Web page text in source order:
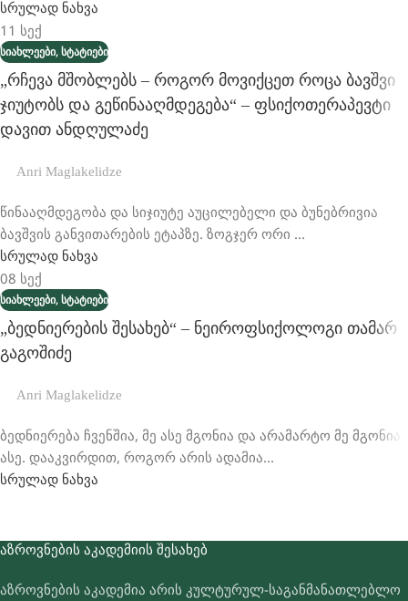
სრულად ნახვა
11 სექ
ᲡᲘᲐᲮᲚᲔᲔᲑᲘ, ᲡᲢᲐᲢᲘᲔᲑᲘ
„რჩევა Მშობლებს – Როგორ Მოვიქცეთ Როცა Ბავშვი
Ჯიუტობს Და Გეწინააღმდეგება“ – Ფსიქოთერაპევტი
Დავით Ანდღულაძე
Anri Maglakelidze
წინააღმდეგობა და სიჯიუტე აუცილებელი და ბუნებრივია
ბავშვის განვითარების ეტაპზე. ზოგჯერ ორი ...
სრულად ნახვა
08 სექ
ᲡᲘᲐᲮᲚᲔᲔᲑᲘ, ᲡᲢᲐᲢᲘᲔᲑᲘ
„ბედნიერების Შესახებ“ – Ნეიროფსიქოლოგი Თამარ
Გაგოშიძე
Anri Maglakelidze
ბედნიერება ჩვენშია, მე ასე მგონია და არამარტო მე მგონია
ასე. დააკვირდით, როგორ არის ადამია...
სრულად ნახვა
ᲐᲖᲠᲝᲕᲜᲔᲑᲘᲡ ᲐᲙᲐᲓᲔᲛᲘᲘᲡ ᲨᲔᲡᲐᲮᲔᲑ
აზროვნების აკადემია არის კულტურულ-საგანმანათლებლო